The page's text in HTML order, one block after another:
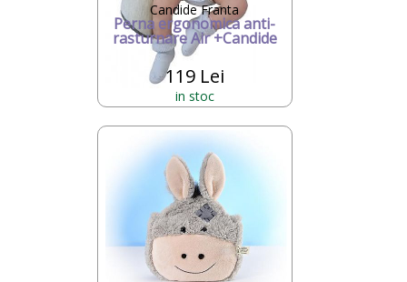
Candide Franta
Perna ergonomica anti-
rasturnare Air +Candide
119 Lei
in stoc